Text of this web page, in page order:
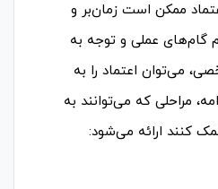
ممکن است زمان‌بر و
گام‌های عملی و توجه به
می‌توان اعتماد را به
مراحلی که می‌توانند به
کنند ارائه می‌شود: